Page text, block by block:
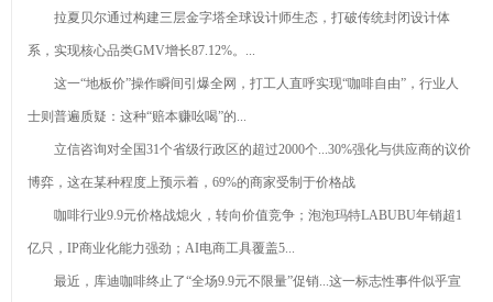
钻石最新资
讯-快科技--科技
改动未来
2026年8月
金刚砂厂家推荐
指南：除锈金刚
砂喷砂黑磨料公
司优选！
产业链上的
山东好品牌丨藏
在玻璃中
的“黑”科技
棕刚玉的主
要成分有什么
更多>>
章贡区推动经济社
会高水平质量的发
TOP50机器人公司
装置机器人新闻资
潜江市公共查
拉夏贝尔通过构建三层金字塔全球设计师生态，打破传统封闭设计体
系，实现核心品类GMV增长87.12%。...
这一“地板价”操作瞬间引爆全网，打工人直呼实现“咖啡自由”，行业人
士则普遍质疑：这种“赔本赚吆喝”的...
立信咨询对全国31个省级行政区的超过2000个...30%强化与供应商的议价
博弈，这在某种程度上预示着，69%的商家受制于价格战
咖啡行业9.9元价格战熄火，转向价值竞争；泡泡玛特LABUBU年销超1
亿只，IP商业化能力强劲；AI电商工具覆盖5...
最近，库迪咖啡终止了“全场9.9元不限量”促销...这一标志性事件似乎宣